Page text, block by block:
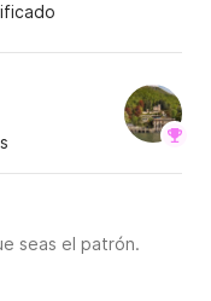
seas el patrón.